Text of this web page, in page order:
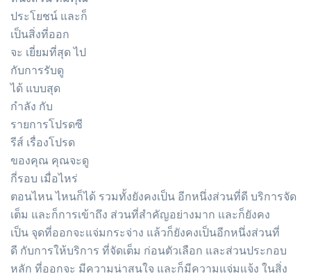
ประโยชน์ และก็
เป็นสิ่งที่ออก
จะ เยี่ยมที่สุด ไป
กับการรับดู
ได้ แบบสุด
กำลัง กับ
รายการโปรดซี
รีส์ เรื่องโปรด
ของคุณ คุณจะดู
กี่รอบ เมื่อไหร่
ตอนไหน ไหนก็ได้ รวมทั้งยังคงเป็น อีกหนึ่งส่วนที่ดี บริการจัด
เต็ม และก็การเข้าถึง ส่วนที่สำคัญอย่างมาก และก็ยังคง
เป็น จุดที่ออกจะแจ่มกระจ่าง แล้วก็ยังคงเป็นอีกหนึ่งส่วนที่
ดี กับการให้บริการ ที่จัดเต็ม ก่อนตัวเลือก และส่วนประกอบ
หลัก ที่ออกจะ มีความน่าสนใจ และก็มีความแจ่มแจ้ง ในสิ่ง